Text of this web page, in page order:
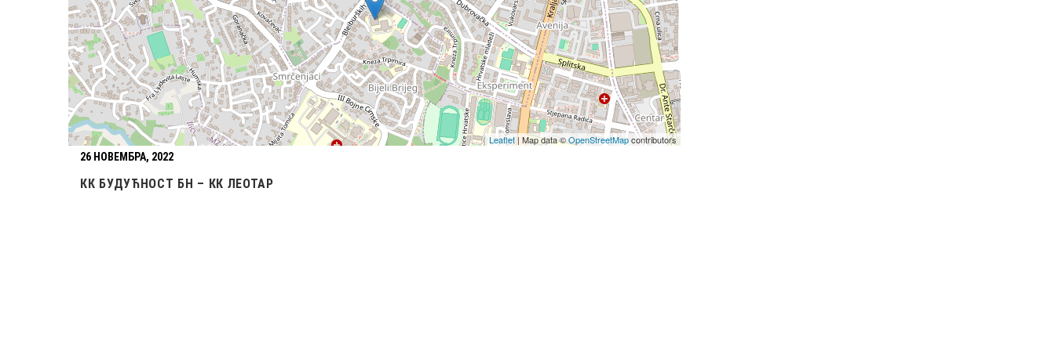
Leaflet| Map data ©OpenStreetMapcontributors
26 НОВЕМБРА, 2022
КК БУДУЋНОСТ БН – КК ЛЕОТАР